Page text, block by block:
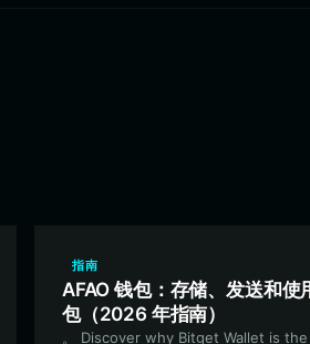
指南
AFAO 钱包：存储、发送和使
包（2026 年指南）
。 Discover why Bitget Wallet is the optimal choice for